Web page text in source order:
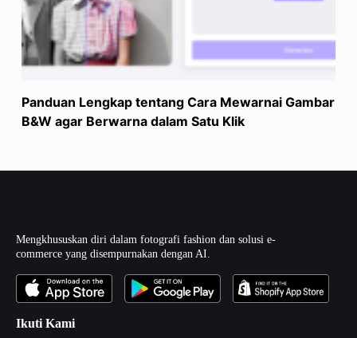
Panduan Lengkap tentang Cara Mewarnai Gambar
B&W agar Berwarna dalam Satu Klik
Mengkhususkan diri dalam fotografi fashion dan solusi e-
commerce yang disempurnakan dengan AI.
Ikuti Kami